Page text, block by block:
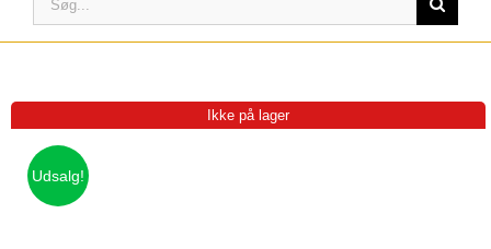
BUTIK
KATEGORIER
efter:
Ikke på lager
Udsalg!